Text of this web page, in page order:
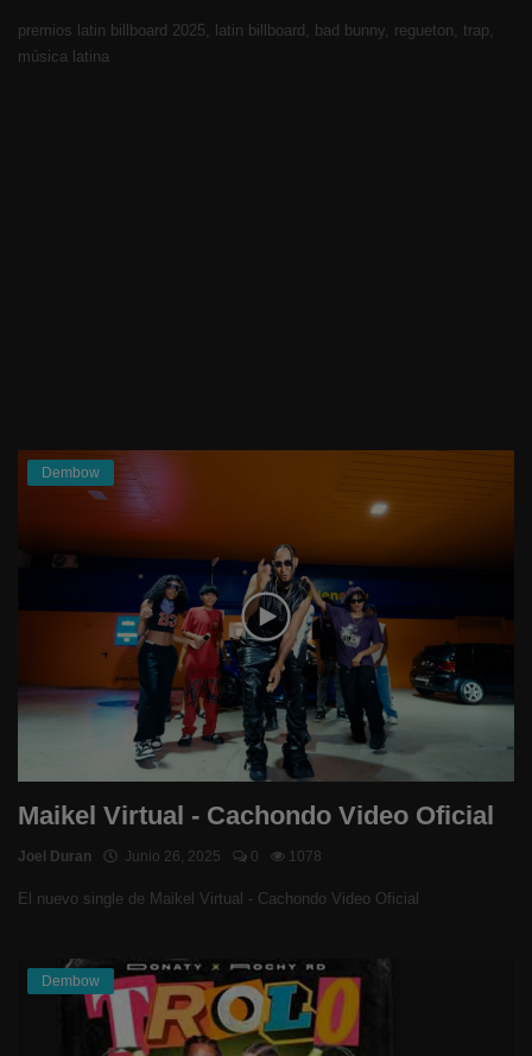
premios latin billboard 2025, latin billboard, bad bunny, regueton, trap,
música latina
Dembow
Maikel Virtual - Cachondo Video Oficial
Joel Duran Junio 26, 2025 0 1078
El nuevo single de Maikel Virtual - Cachondo Video Oficial
Dembow